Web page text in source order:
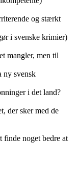
og stærkt
i svenske krimier)
mangler, men til
ny svensk
i det land?
der sker med de
finde noget bedre at